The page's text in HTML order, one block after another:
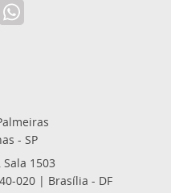
- SP
Sala 1503
020 | Brasília - DF